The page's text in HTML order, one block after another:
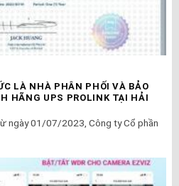
LÀ NHÀ PHÂN PHỐI VÀ BẢO
HÃNG UPS PROLINK TẠI HẢI
ngày 01/07/2023, Công ty Cổ phần